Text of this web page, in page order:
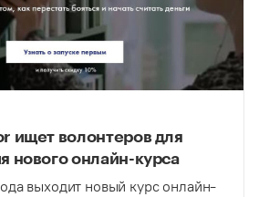
ищет волонтеров для
нового онлайн-курса
выходит новый курс онлайн-